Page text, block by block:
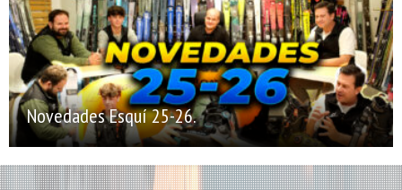
Novedades Esquí 25-26.